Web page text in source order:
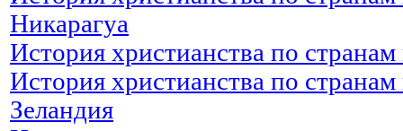
Никарагуа
История христианства по
История христианства по
Зеландия